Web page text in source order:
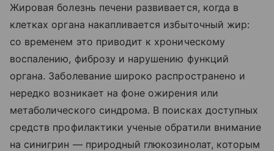
Жировая болезнь печени развивается, когда в
клетках органа накапливается избыточный жир:
со временем это приводит к хроническому
воспалению, фиброзу и нарушению функций
органа. Заболевание широко распространено и
нередко возникает на фоне ожирения или
метаболического синдрома. В поисках доступных
средств профилактики ученые обратили внимание
на синигрин — природный глюкозинолат, которым